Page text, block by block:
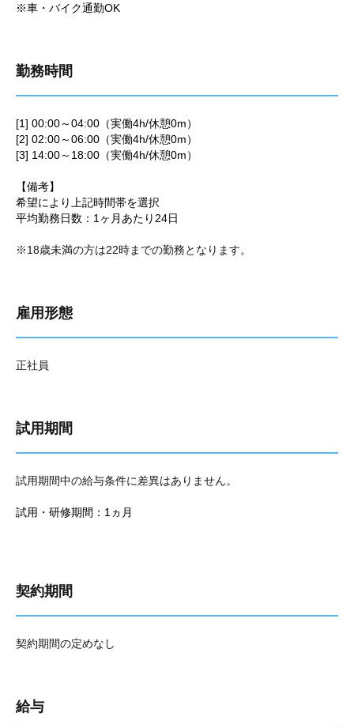
※車・バイク通勤OK
勤務時間
[1] 00:00～04:00（実働4h/休憩0m）
[2] 02:00～06:00（実働4h/休憩0m）
[3] 14:00～18:00（実働4h/休憩0m）
【備考】
希望により上記時間帯を選択
平均勤務日数：1ヶ月あたり24日
※18歳未満の方は22時までの勤務となります。
雇用形態
正社員
試用期間
試用期間中の給与条件に差異はありません。
試用・研修期間：1ヵ月
契約期間
契約期間の定めなし
給与